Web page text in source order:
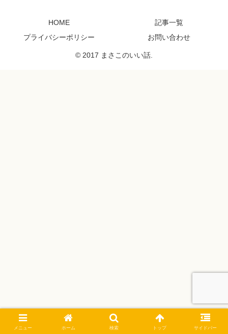
HOME
記事一覧
プライバシーポリシー
お問い合わせ
© 2017 まさこのいい話.
メニュー ホーム 検索 トップ サイドバー